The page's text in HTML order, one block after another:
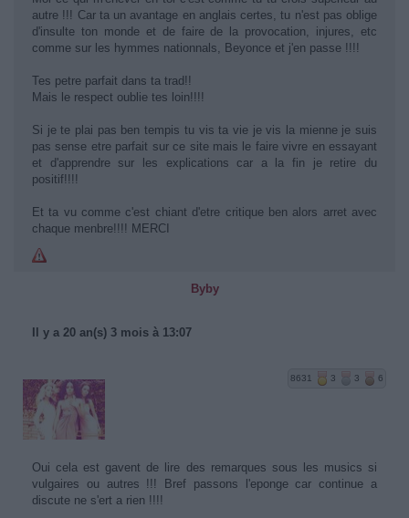
autre !!! Car ta un avantage en anglais certes, tu n'est pas oblige
d'insulte ton monde et de faire de la provocation, injures, etc
comme sur les hymmes nationnals, Beyonce et j'en passe !!!!
Tes petre parfait dans ta trad!!
Mais le respect oublie tes loin!!!!
Si je te plai pas ben tempis tu vis ta vie je vis la mienne je suis
pas sense etre parfait sur ce site mais le faire vivre en essayant
et d'apprendre sur les explications car a la fin je retire du
positif!!!!
Et ta vu comme c'est chiant d'etre critique ben alors arret avec
chaque menbre!!!! MERCI
Byby
Il y a 20 an(s) 3 mois à 13:07
8631 3 3 6
Oui cela est gavent de lire des remarques sous les musics si
vulgaires ou autres !!! Bref passons l'eponge car continue a
discute ne s'ert a rien !!!!